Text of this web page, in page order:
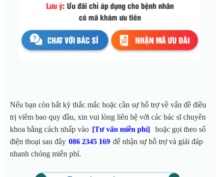
Nếu bạn còn bất kỳ thắc mắc hoặc cần sự hỗ trợ về vấn đề điều
trị viêm bao quy đầu, xin vui lòng liên hệ với các bác sĩ chuyên
khoa bằng cách nhấp vào [Tư vấn miễn phí]
hoặc gọi theo số
điện thoại sau đây 086 2345 169 để nhận sự hỗ trợ và giải đáp
nhanh chóng miễn phí.